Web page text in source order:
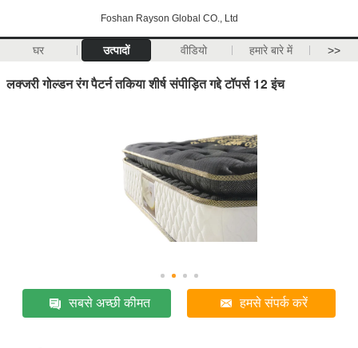
Foshan Rayson Global CO., Ltd
घर उत्पादों वीडियो हमारे बारे में >>
लक्जरी गोल्डन रंग पैटर्न तकिया शीर्ष संपीड़ित गद्दे टॉपर्स 12 इंच
सबसे अच्छी कीमत हमसे संपर्क करें